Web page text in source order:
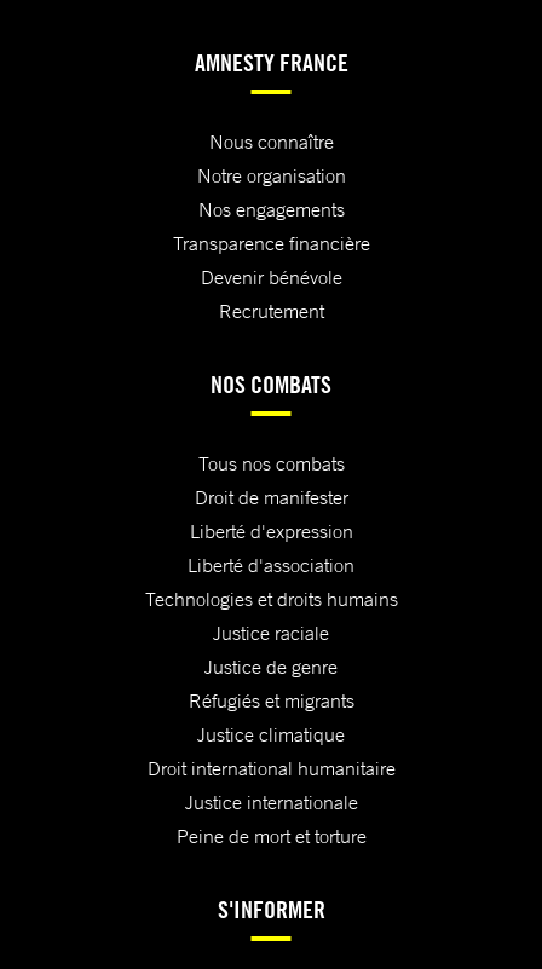
AMNESTY FRANCE
Nous connaître
Notre organisation
Nos engagements
Transparence financière
Devenir bénévole
Recrutement
NOS COMBATS
Tous nos combats
Droit de manifester
Liberté d'expression
Liberté d'association
Technologies et droits humains
Justice raciale
Justice de genre
Réfugiés et migrants
Justice climatique
Droit international humanitaire
Justice internationale
Peine de mort et torture
S'INFORMER